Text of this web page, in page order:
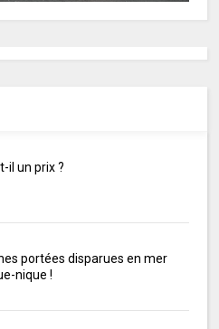
il un prix ?
portées disparues en mer
nique !